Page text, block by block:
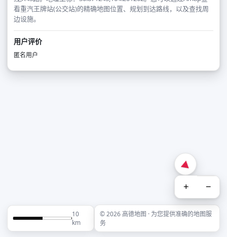
看重汽王牌站(公交站)的精确地图位置、规划到达路线，以及查找周
边设施。
用户评价
匿名用户
+ −
10
km
© 2026 高德地图 · 为您提供准确的地图服
务